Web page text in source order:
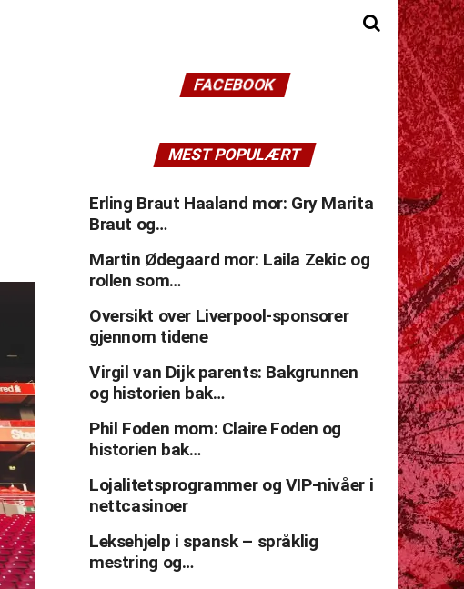
FACEBOOK
MEST POPULÆRT
Erling Braut Haaland mor: Gry Marita
Braut og…
Martin Ødegaard mor: Laila Zekic og
rollen som…
Oversikt over Liverpool-sponsorer
gjennom tidene
Virgil van Dijk parents: Bakgrunnen
og historien bak…
Phil Foden mom: Claire Foden og
historien bak…
Lojalitetsprogrammer og VIP-nivåer i
nettcasinoer
Leksehjelp i spansk – språklig
mestring og…